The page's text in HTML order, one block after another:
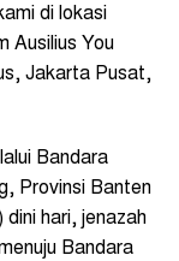
di lokasi
Ausilius You
Jakarta Pusat,
Bandara
Provinsi Banten
hari, jenazah
Bandara